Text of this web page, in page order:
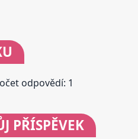
odpovědí: 1
PŘÍSPĚVEK